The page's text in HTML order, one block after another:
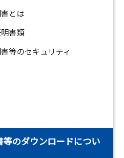
とは
書類
等のセキュリティ
のダウンロードについ